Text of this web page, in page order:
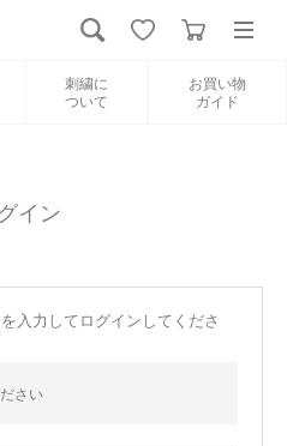
刺繍に
ついて
お買い物
ガイド
新規会員登録
イン
入力してログインしてくださ